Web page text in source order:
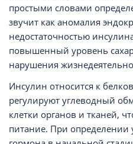
простыми словами
звучит как аномалия
недостаточностью
повышенный уровень
нарушения
Инсулин относится к
регулируют углеводный
клетки органов и тканей,
питание. При определении